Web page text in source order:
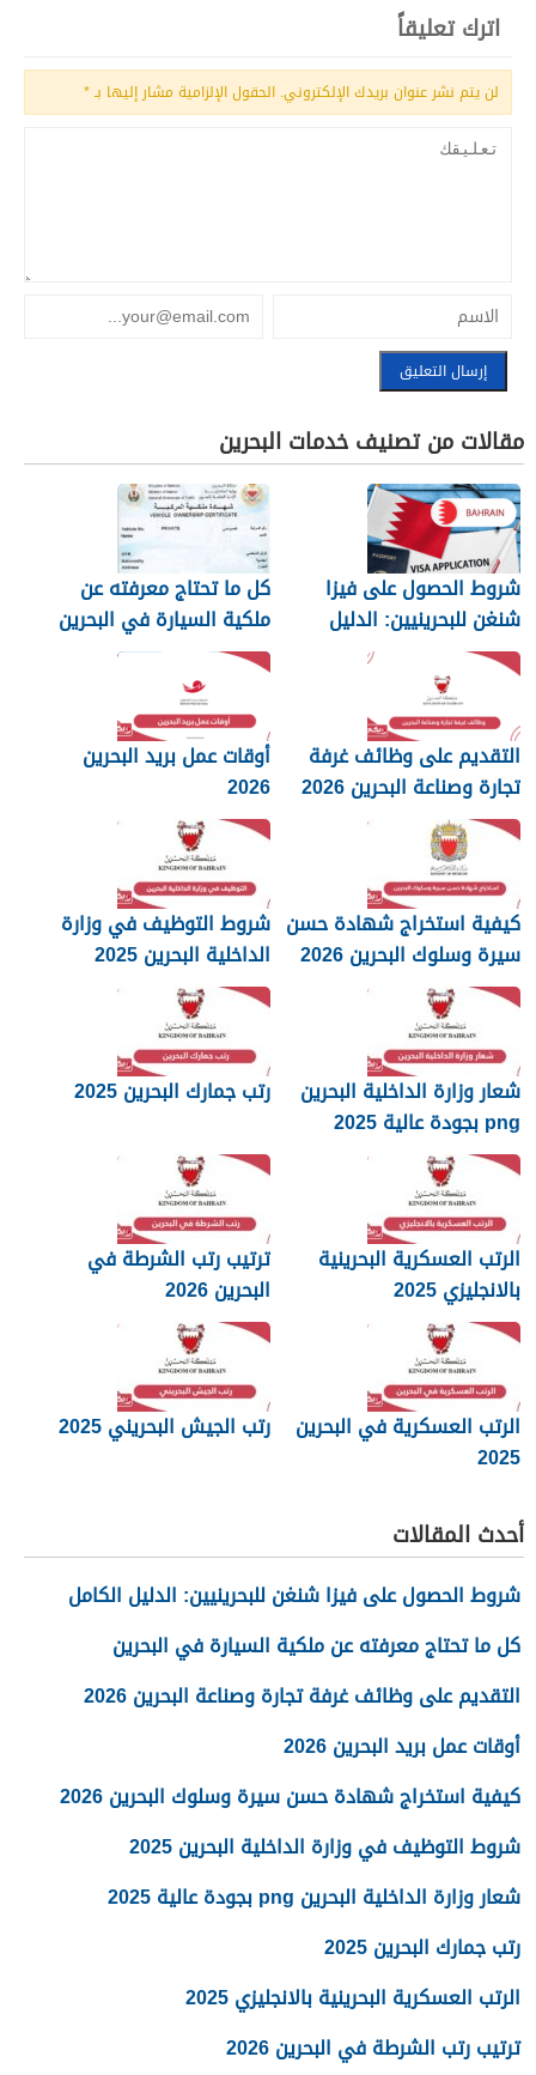
اترك تعليقاً
لن يتم نشر عنوان بريدك الإلكتروني. الحقول الإلزامية مشار إليها بـ*
مقالات من تصنيف خدمات البحرين
شروط الحصول على فيزا
شنغن للبحرينيين: الدليل
الكامل
كل ما تحتاج معرفته عن
ملكية السيارة في البحرين
التقديم على وظائف غرفة
تجارة وصناعة البحرين 2026
أوقات عمل بريد البحرين
2026
كيفية استخراج شهادة حسن
سيرة وسلوك البحرين 2026
شروط التوظيف في وزارة
الداخلية البحرين 2025
شعار وزارة الداخلية البحرين
png بجودة عالية 2025
رتب جمارك البحرين 2025
الرتب العسكرية البحرينية
بالانجليزي 2025
ترتيب رتب الشرطة في
البحرين 2026
الرتب العسكرية في البحرين
2025
رتب الجيش البحريني 2025
أحدث المقالات
شروط الحصول على فيزا شنغن للبحرينيين: الدليل الكامل
كل ما تحتاج معرفته عن ملكية السيارة في البحرين
التقديم على وظائف غرفة تجارة وصناعة البحرين 2026
أوقات عمل بريد البحرين 2026
كيفية استخراج شهادة حسن سيرة وسلوك البحرين 2026
شروط التوظيف في وزارة الداخلية البحرين 2025
شعار وزارة الداخلية البحرين png بجودة عالية 2025
رتب جمارك البحرين 2025
الرتب العسكرية البحرينية بالانجليزي 2025
ترتيب رتب الشرطة في البحرين 2026